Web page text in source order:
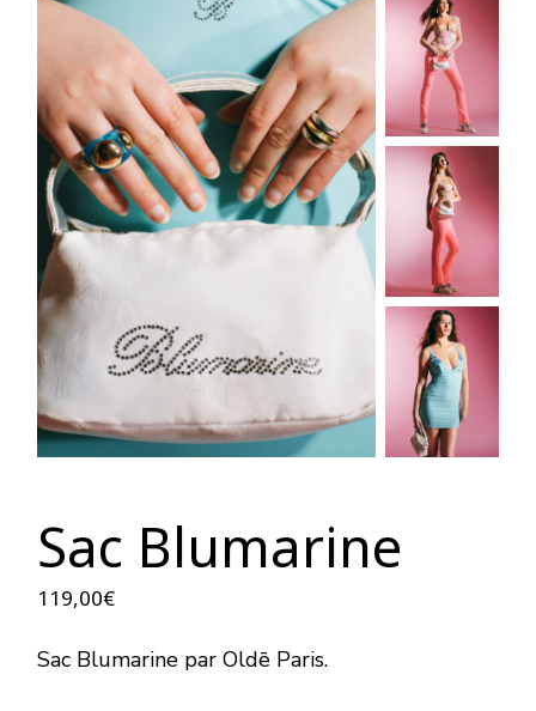
Sac Blumarine
119,00€
Sac Blumarine parOldē Paris.